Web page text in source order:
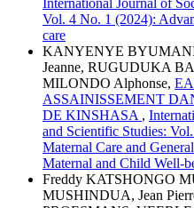
Vol. 4 No. 1 (2024):
care
KANYENYE
Jeanne, RUGUDUKA
MILONDO Alphonse,
ASSAINISSEMENT
DE KINSHASA ,
and Scientific Studies:
Maternal Care and
Maternal and Child Well-
Freddy KATSHONGO
MUSHINDUA, Jean